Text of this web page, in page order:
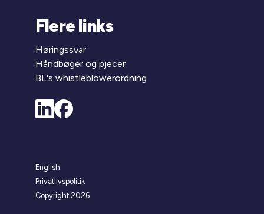
Flere links
Høringssvar
Håndbøger og pjecer
BL's whistleblowerordning
English
Privatlivspolitik
Copyright 2026